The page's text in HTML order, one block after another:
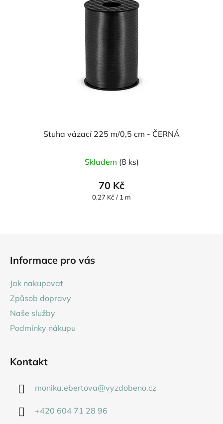
Stuha vázací 225 m/0,5 cm - ČERNÁ
Skladem (8 ks)
70 Kč
Měrná
0,27 Kč / 1 m
Informace pro vás
Jak nakupovat
Způsob dopravy
Naše služby
Podmínky nákupu
Kontakt
monika.ebertova@vyzdobeno.cz
+420 604 71 28 96